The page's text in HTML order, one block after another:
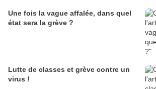
Une fois la vague affalée, dans quel
état sera la grève ?
Lutte de classes et grève contre un
virus !